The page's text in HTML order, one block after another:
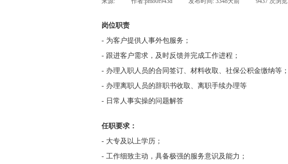
岗位职责
- 为客户提供人事外包服务；
- 跟进客户需求，及时反馈并完成工作进程；
- 办理入职人员的合同签订、材料收取、社保公积金缴纳等；
- 办理离职人员的辞职书收取、离职手续办理等
- 日常人事实操的问题解答
任职要求：
- 大专及以上学历；
- 工作细致主动，具备极强的服务意识及能力；